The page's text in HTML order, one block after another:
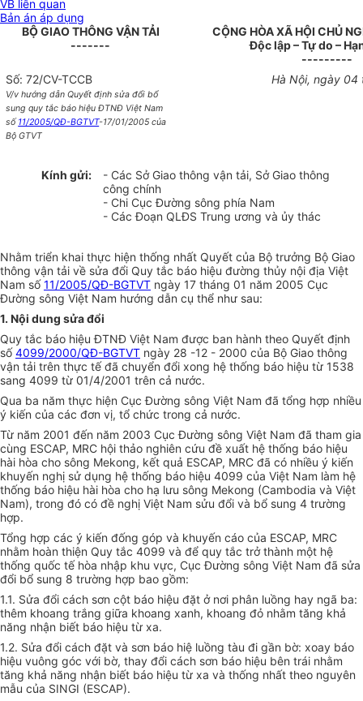
VB liên quan
Bản án áp dụng
BỘ GIAO THÔNG VẬN TẢI
-------
CỘNG HÒA XÃ HỘI CHỦ
Độc lập – Tự do –
---------
Số: 72/CV-TCCB
V/v hướng dẫn Quyết định sửa đổi bổ
sung quy tắc báo hiệu ĐTNĐ Việt Nam
số 11/2005/QĐ-BGTVT-17/01/2005 của
Bộ GTVT
Hà Nội, ngày 04
Kính gửi:
- Các Sở Giao thông vận tải, Sở Giao thông
công chính
- Chi Cục Đường sông phía Nam
- Các Đoạn QLĐS Trung ương và ủy thác
Nhằm triển khai thực hiện thống nhất Quyết của Bộ trưởng Bộ Giao
thông vận tải về sửa đổi Quy tắc báo hiệu đường thủy nội địa Việt
Nam số11/2005/QĐ-BGTVT ngày 17 tháng 01 năm 2005 Cục
Đường sông Việt Nam hướng dẫn cụ thể như sau:
1. Nội dung sửa đổi
Quy tắc báo hiệu ĐTNĐ Việt Nam được ban hành theo Quyết định
số4099/2000/QĐ-BGTVT ngày 28 -12 - 2000 của Bộ Giao thông
vận tải trên thực tế đã chuyển đổi xong hệ thống báo hiệu từ 1538
sang 4099 từ 01/4/2001 trên cả nước.
Qua ba năm thực hiện Cục Đường sông Việt Nam đã tổng hợp nhiều
ý kiến của các đơn vị, tổ chức trong cả nước.
Từ năm 2001 đến năm 2003 Cục Đường sông Việt Nam đã tham gia
cùng ESCAP, MRC hội thảo nghiên cứu đề xuất hệ thống báo hiệu
hài hòa cho sông Mekong, kết quả ESCAP, MRC đã có nhiều ý kiến
khuyến nghị sử dụng hệ thống báo hiệu 4099 của Việt Nam làm hệ
thống báo hiệu hài hòa cho hạ lưu sông Mekong (Cambodia và Việt
Nam), trong đó có đề nghị Việt Nam sửu đổi và bổ sung 4 trường
hợp.
Tổng hợp các ý kiến đống góp và khuyến cáo của ESCAP, MRC
nhằm hoàn thiện Quy tắc 4099 và để quy tắc trở thành một hệ
thống quốc tế hòa nhập khu vực, Cục Đường sông Việt Nam đã sửa
đổi bổ sung 8 trường hợp bao gồm:
1.1. Sửa đổi cách sơn cột báo hiệu đặt ở nơi phân luồng hay ngã ba:
thêm khoang trắng giữa khoang xanh, khoang đỏ nhằm tăng khả
năng nhận biết báo hiệu từ xa.
1.2. Sửa đổi cách đặt và sơn báo hiệ luồng tàu đi gần bờ: xoay báo
hiệu vuông góc với bờ, thay đổi cách sơn báo hiệu bên trái nhằm
tăng khả năng nhận biết báo hiệu từ xa và thống nhất theo nguyên
mẫu của SINGI (ESCAP).